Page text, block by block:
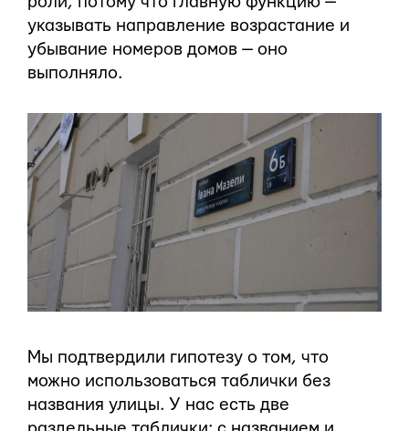
указывать направление возрастание и
убывание номеров домов — оно
выполняло.
Мы подтвердили гипотезу о том, что
можно использоваться таблички без
названия улицы. У нас есть две